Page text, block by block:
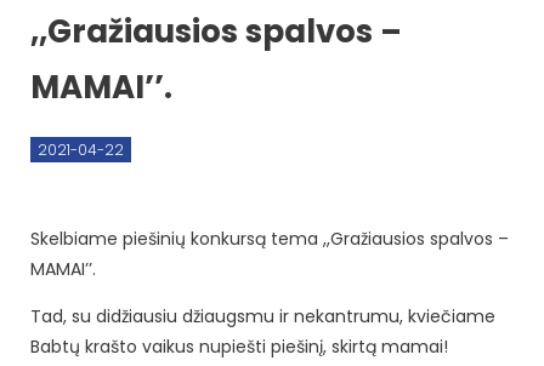
,,Gražiausios spalvos –
MAMAI’’.
2021-04-22
Skelbiame piešinių konkursą tema ,,Gražiausios spalvos –
MAMAI’’.
Tad, su didžiausiu džiaugsmu ir nekantrumu, kviečiame
Babtų krašto vaikus nupiešti piešinį, skirtą mamai!